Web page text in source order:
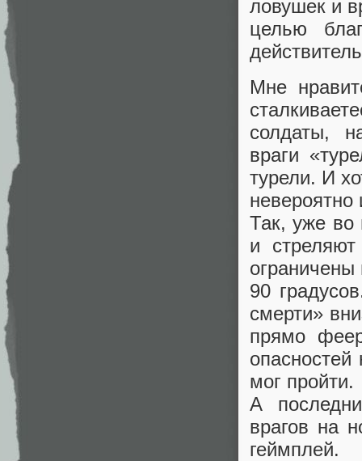
ловушек и
целью
Мне
солдаты,
враги
турели. И
невероятно
Так, уже во
и
ограничены
90
смерти»
прямо
мог пройти.
А
врагов на
геймплей.